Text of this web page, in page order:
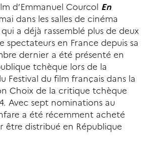
d’Emmanuel Courcol En
dans les salles de cinéma
a déjà rassemblé plus de deux
spectateurs en France depuis sa
dernier a été présenté en
tchèque lors de la
Festival du film français dans la
Choix de la critique tchèque
Avec sept nominations au
a été récemment acheté
être distribué en République